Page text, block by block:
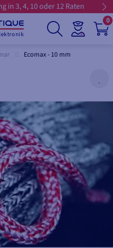
in 3, 4, 10 oder 12 Raten
0
Ecomax - 10 mm